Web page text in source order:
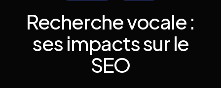
Recherche vocale :
ses impacts sur le
SEO